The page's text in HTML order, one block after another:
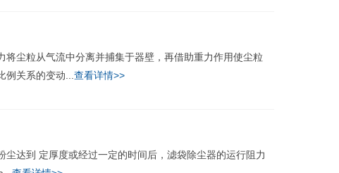
尘粒从气流中分离并捕集于器壁，再借助重力作用使尘粒
关系的变动... 查看详情>>
达到 定厚度或经过一定的时间后，滤袋除尘器的运行阻力